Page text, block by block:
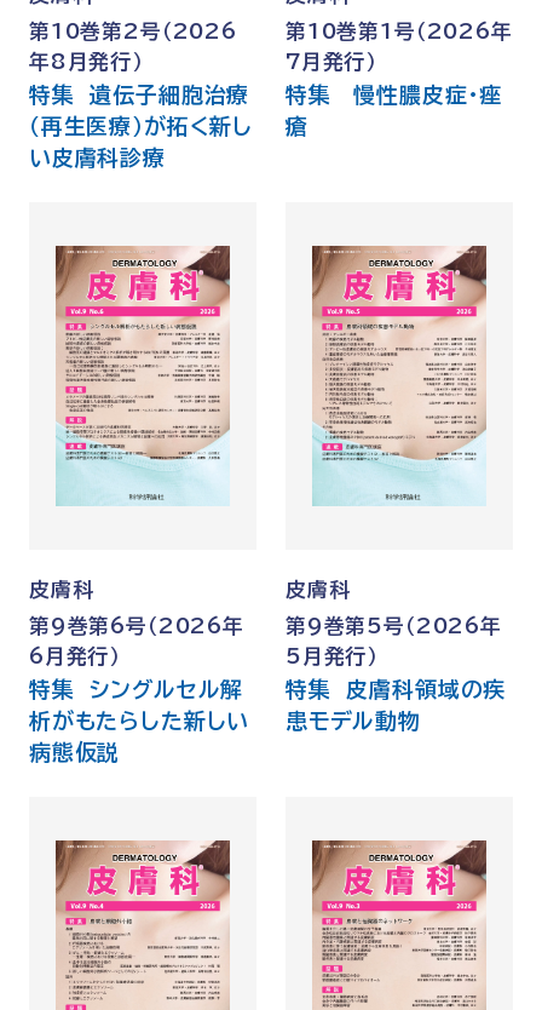
第10巻第2号（2026
年8月発行）
特集 遺伝子細胞治療
（再生医療）が拓く新し
い皮膚科診療
第10巻第1号（2026年
7月発行）
特集 慢性膿皮症・痤
瘡
皮膚科
第9巻第6号（2026年
6月発行）
特集 シングルセル解
析がもたらした新しい
病態仮説
皮膚科
第9巻第5号（2026年
5月発行）
特集 皮膚科領域の疾
患モデル動物